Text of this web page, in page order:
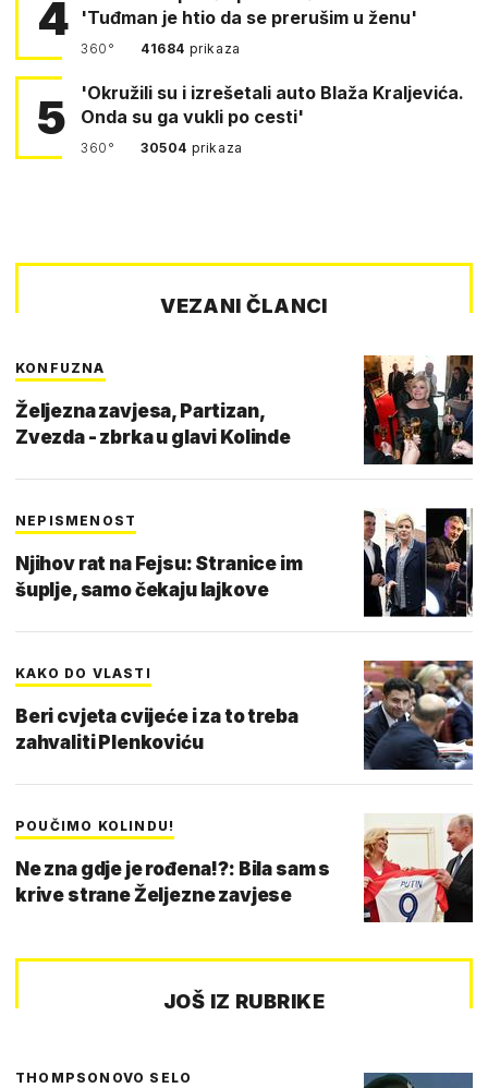
4
'Tuđman je htio da se prerušim u ženu'
360° 41684 prikaza
5
'Okružili su i izrešetali auto Blaža Kraljevića.
Onda su ga vukli po cesti'
360° 30504 prikaza
VEZANI ČLANCI
KONFUZNA
Željezna zavjesa, Partizan,
Zvezda - zbrka u glavi Kolinde
NEPISMENOST
Njihov rat na Fejsu: Stranice im
šuplje, samo čekaju lajkove
KAKO DO VLASTI
Beri cvjeta cvijeće i za to treba
zahvaliti Plenkoviću
POUČIMO KOLINDU!
Ne zna gdje je rođena!?: Bila sam s
krive strane Željezne zavjese
JOŠ IZ RUBRIKE
THOMPSONOVO SELO